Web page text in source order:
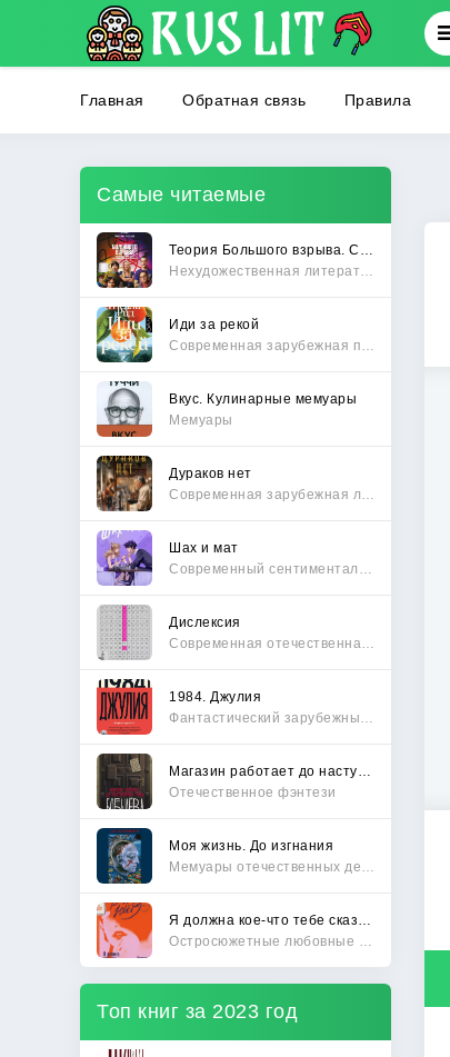
Главная Обратная связь Правила
Самые читаемые
Иди за рекой
Вкус. Кулинарные мемуары
Мемуары
Дураков нет
Шах и мат
Дислексия
1984. Джулия
Отечественное фэнтези
Моя жизнь. До изгнания
Топ книг за 2023 год